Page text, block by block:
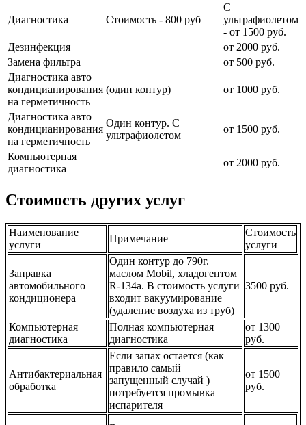
Диагностика Стоимость - 800 руб
С
ультрафиолетом
- от 1500 руб.
Дезинфекция
от 2000 руб.
Замена фильтра
от 500 руб.
Диагностика авто
кондицианирования
на герметичность
(один контур) от 1000 руб.
Диагностика авто
кондицианирования
на герметичность
Один контур. С
ультрафиолетом
от 1500 руб.
Компьютерная
диагностика
от 2000 руб.
Стоимость других услуг
Наименование
услуги
Примечание
Стоимость
услуги
Заправка
автомобильного
кондиционера
Один контур до 790г.
маслом Mobil, хладогентом
R-134a. В стоимость услуги
входит вакуумирование
(удаление воздуха из труб)
3500 руб.
Компьютерная
диагностика
Полная компьютерная
диагностика
от 1300
руб.
Антибактериальная
обработка
Если запах остается (как
правило самый
запущенный случай )
потребуется промывка
испарителя
от 1500
руб.